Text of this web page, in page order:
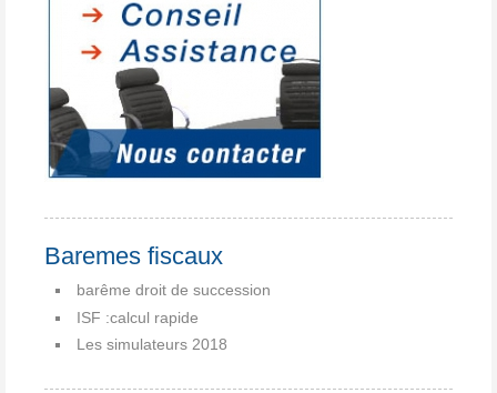
Baremes fiscaux
barême droit de succession
ISF :calcul rapide
Les simulateurs 2018